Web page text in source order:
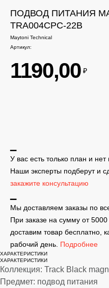
ПОДВОД ПИТАНИЯ
TRA004CPC-22B
Maytoni Technical
Артикул:
1190,00 ₽
У вас есть только план и нет
Наши эксперты подберут и
закажите консультацию
Мы доставляем заказы по
При заказе на сумму от
доставим товар бесплатно,
рабочий день. Подробнее
ХАРАКТЕРИСТИКИ
ХАРАКТЕРИСТИКИ
Коллекция: Track Black
Предмет: подвод питания